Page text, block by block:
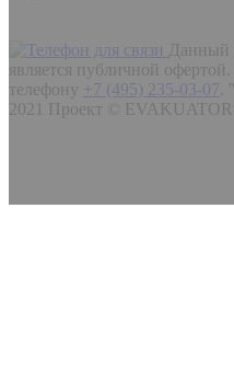
является публичной
телефону
+7 (495) 235-03-07
2021 Проект ©